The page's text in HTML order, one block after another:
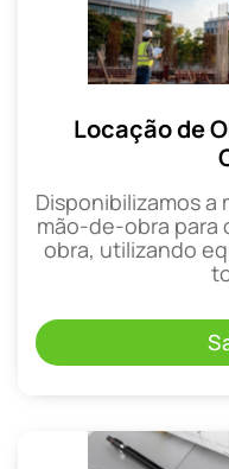
Locação de
Disponibilizamos a
mão-de-obra para
obra, utilizando